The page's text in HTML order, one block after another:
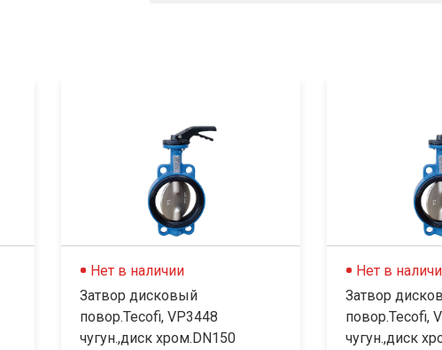
Нет в наличии
Затвор дисковый
повор.Tecofi, VP3448
чугун.,диск хром.DN150
Нет в
Затвор
повор.Tecofi,
чугун.,диск